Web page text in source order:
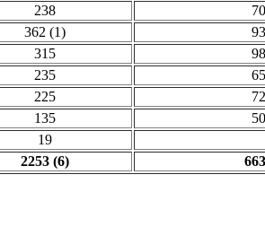
238
362 (1)
315
235
225
135
19
2253 (6)